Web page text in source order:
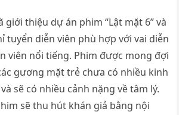
giới thiệu dự án phim “Lật mặt 6” và
tuyển diễn viên phù hợp với vai diễn
viên nổi tiếng. Phim được mong đợi
gương mặt trẻ chưa có nhiều kinh
sẽ có nhiều cảnh nặng về tâm lý.
sẽ thu hút khán giả bằng nội